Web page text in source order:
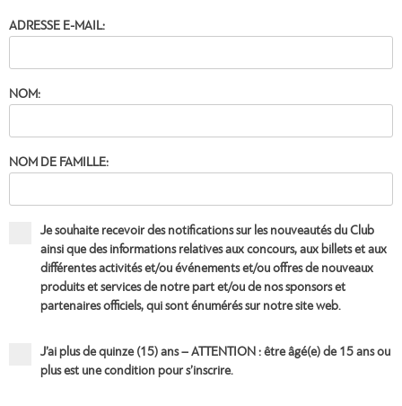
ADRESSE E-MAIL:
NOM:
NOM DE FAMILLE:
Je souhaite recevoir des notifications sur les nouveautés du Club
ainsi que des informations relatives aux concours, aux billets et aux
différentes activités et/ou événements et/ou offres de nouveaux
produits et services de notre part et/ou de nos sponsors et
partenaires officiels, qui sont énumérés sur notre site web.
J’ai plus de quinze (15) ans – ATTENTION : être âgé(e) de 15 ans ou
plus est une condition pour s’inscrire.